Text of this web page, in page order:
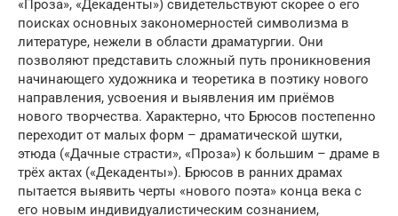
«Проза», «Декаденты») свидетельствуют скорее о его
поисках основных закономерностей символизма в
литературе, нежели в области драматургии. Они
позволяют представить сложный путь проникновения
начинающего художника и теоретика в поэтику нового
направления, усвоения и выявления им приёмов
нового творчества. Характерно, что Брюсов постепенно
переходит от малых форм – драматической шутки,
этюда («Дачные страсти», «Проза») к большим – драме в
трёх актах («Декаденты»). Брюсов в ранних драмах
пытается выявить черты «нового поэта» конца века с
его новым индивидуалистическим сознанием,